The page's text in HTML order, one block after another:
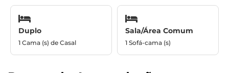
Duplo
1 Cama (s) de Casal
Sala/Área Comum
1 Sofá-cama (s)